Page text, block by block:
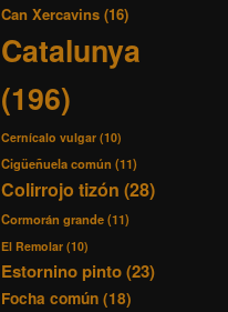
Can Xercavins (16)
Catalunya
(196)
Cernícalo vulgar (10)
Cigüeñuela común (11)
Colirrojo tizón (28)
Cormorán grande(11)
El Remolar (10)
Estornino pinto(23)
Focha común (18)